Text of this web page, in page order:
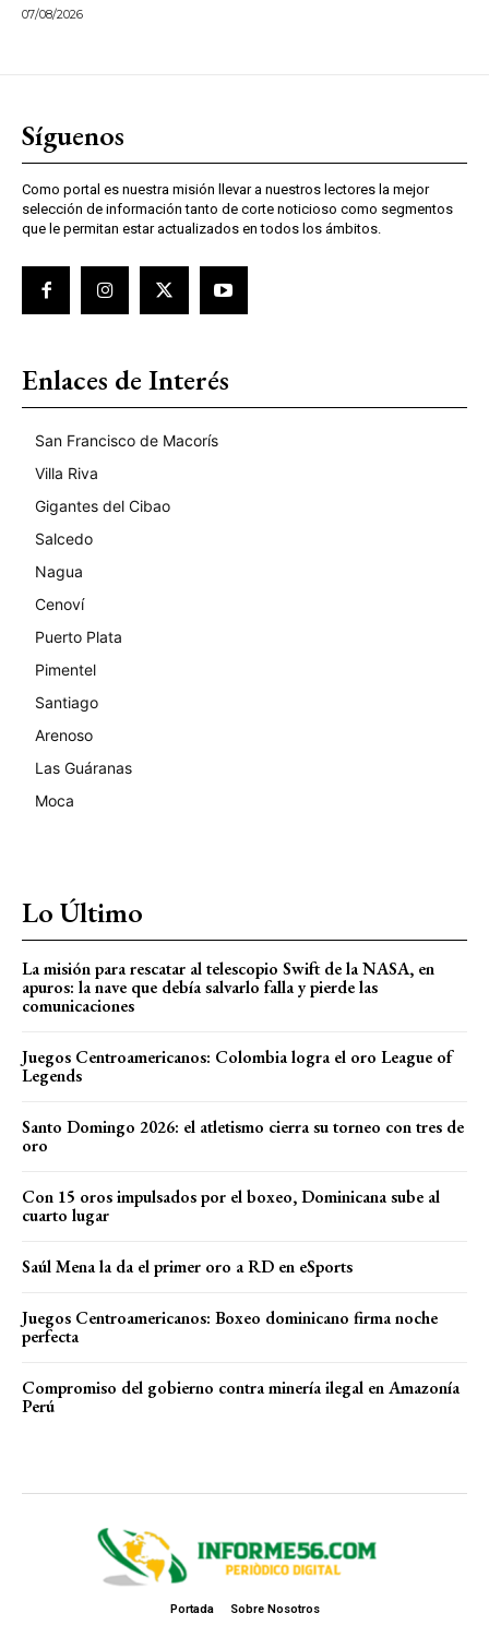
07/08/2026
Síguenos
Como portal es nuestra misión llevar a nuestros lectores la mejor
selección de información tanto de corte noticioso como segmentos
que le permitan estar actualizados en todos los ámbitos.
Enlaces de Interés
San Francisco de Macorís
Villa Riva
Gigantes del Cibao
Salcedo
Nagua
Cenoví
Puerto Plata
Pimentel
Santiago
Arenoso
Las Guáranas
Moca
Lo Último
La misión para rescatar al telescopio Swift de la NASA, en
apuros: la nave que debía salvarlo falla y pierde las
comunicaciones
Juegos Centroamericanos: Colombia logra el oro League of
Legends
Santo Domingo 2026: el atletismo cierra su torneo con tres de
oro
Con 15 oros impulsados por el boxeo, Dominicana sube al
cuarto lugar
Saúl Mena la da el primer oro a RD en eSports
Juegos Centroamericanos: Boxeo dominicano firma noche
perfecta
Compromiso del gobierno contra minería ilegal en Amazonía
Perú
Portada Sobre Nosotros